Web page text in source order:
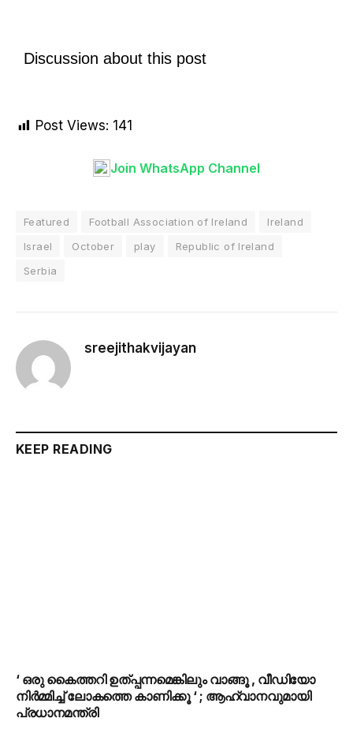
Discussion about this post
Post Views: 141
Join WhatsApp Channel
Featured Football Association of Ireland
Ireland
Israel
October play
Republic of Ireland
Serbia
sreejithakvijayan
KEEP READING
‘ ഒരു കൈത്തറി ഉത്പ്പന്നമെങ്കിലും വാങ്ങൂ , വീഡിയോ
നിർമ്മിച്ച് ലോകത്തെ കാണിക്കൂ ‘ ; ആഹ്വാനവുമായി
പ്രധാനമന്ത്രി